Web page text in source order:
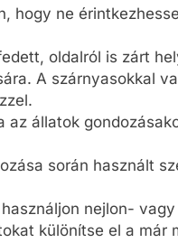
hogy ne
oldalról is zárt
A szárnyasokkal
az állatok
során használt
nejlon-
különítse el a már